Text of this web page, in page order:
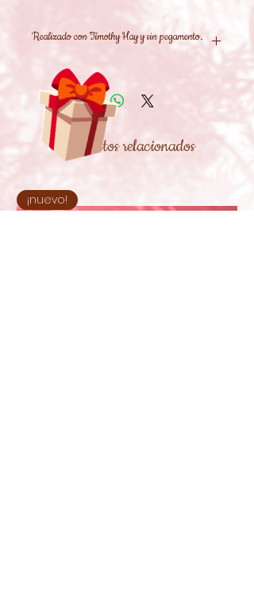
Realizado con Timothy Hay y sin pegamento.
Productos relacionados
¡nuevo!